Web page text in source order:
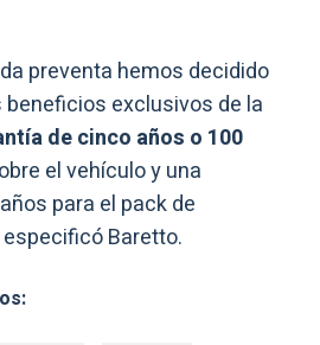
preventa hemos decidido
exclusivos de la
de cinco años o 100
el vehículo y una
para el pack de
Baretto.